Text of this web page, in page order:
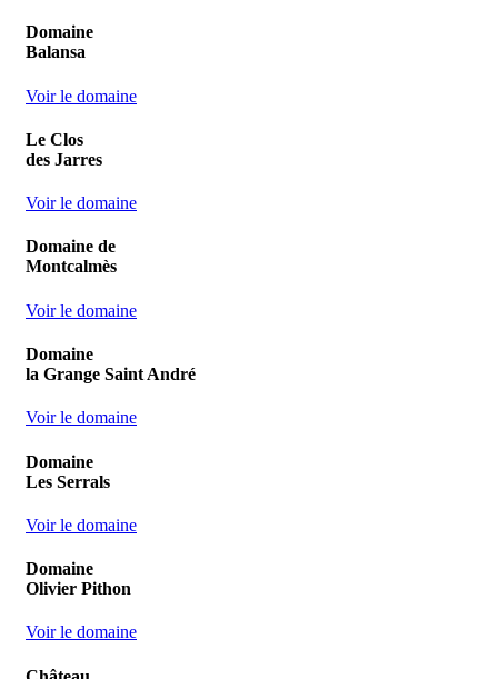
Domaine
Balansa
Voir le domaine
Le Clos
des Jarres
Voir le domaine
Domaine de
Montcalmès
Voir le domaine
Domaine
la Grange Saint André
Voir le domaine
Domaine
Les Serrals
Voir le domaine
Domaine
Olivier Pithon
Voir le domaine